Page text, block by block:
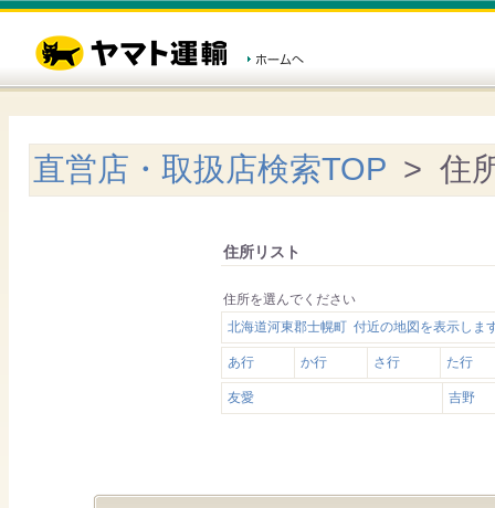
直営店・取扱店検索TOP > 住
住所リスト
住所を選んでください
北海道河東郡士幌町 付近の地図を表示しま
あ行 か行 さ行 た行
友愛 吉野